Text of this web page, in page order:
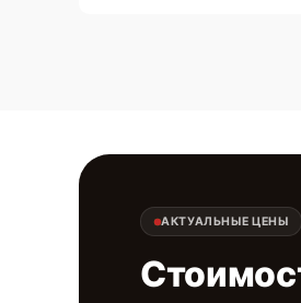
АКТУАЛЬНЫЕ ЦЕНЫ